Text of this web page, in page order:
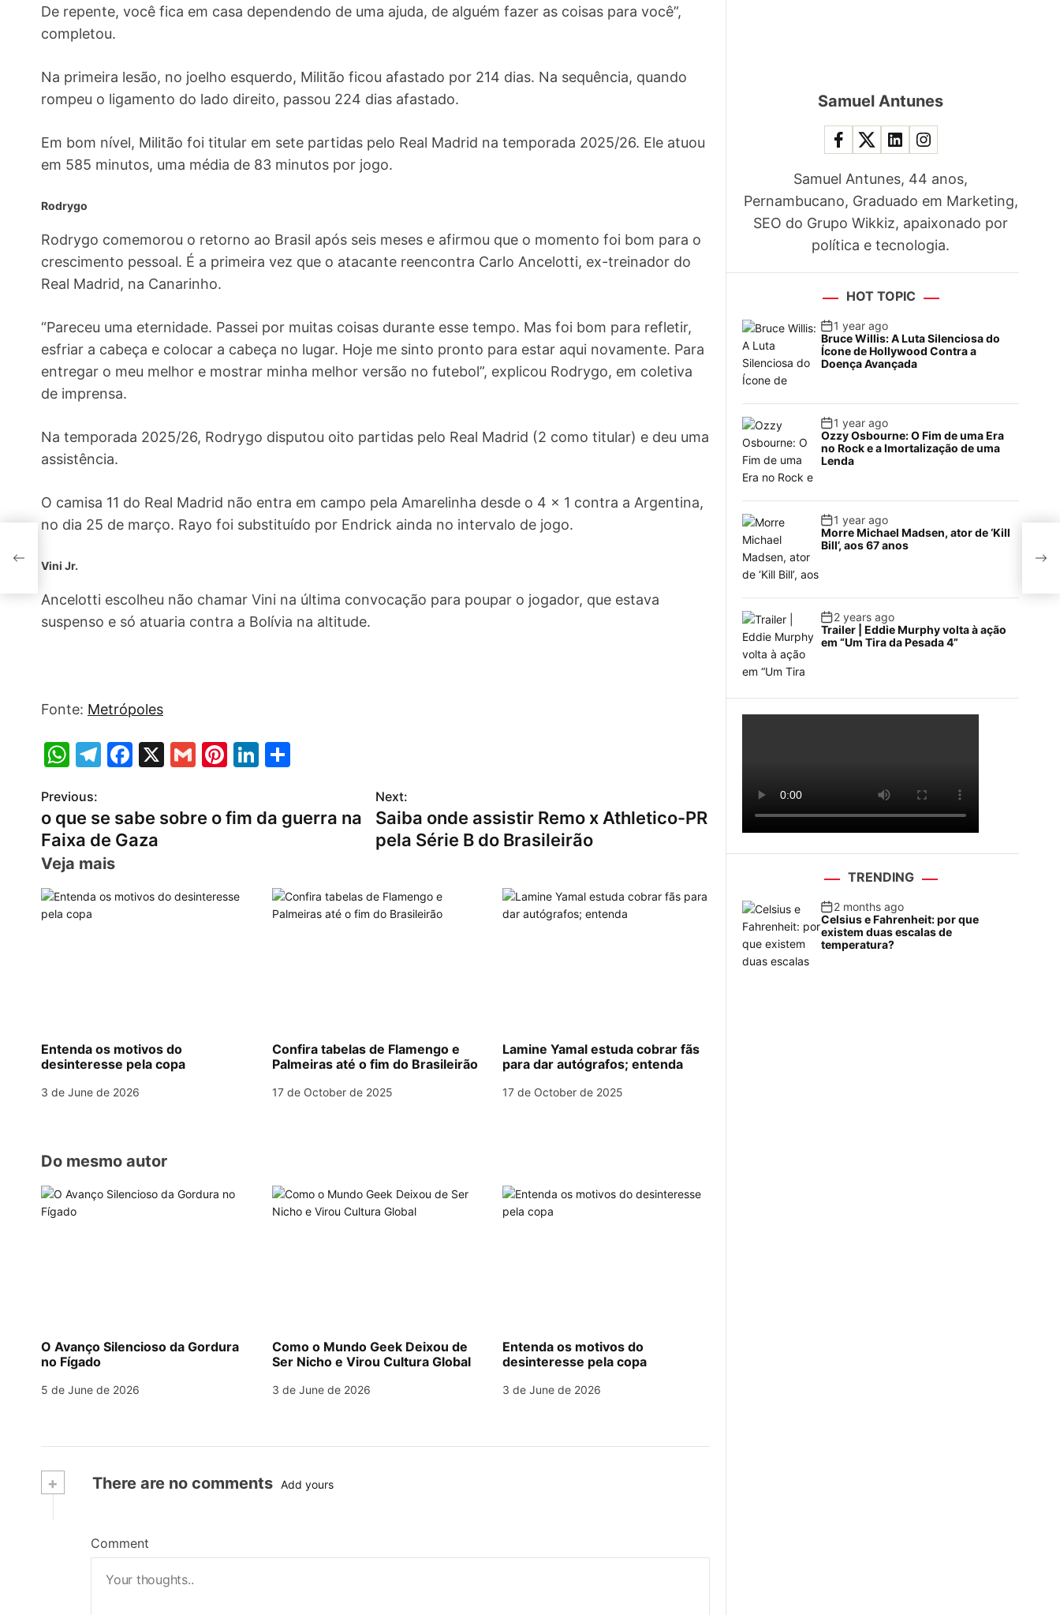
De repente, você fica em casa dependendo de uma ajuda, de alguém fazer as coisas para você”,
completou.
Na primeira lesão, no joelho esquerdo, Militão ficou afastado por 214 dias. Na sequência, quando
rompeu o ligamento do lado direito, passou 224 dias afastado.
Em bom nível, Militão foi titular em sete partidas pelo Real Madrid na temporada 2025/26. Ele atuou
em 585 minutos, uma média de 83 minutos por jogo.
Rodrygo
Rodrygo comemorou o retorno ao Brasil após seis meses e afirmou que o momento foi bom para o
crescimento pessoal. É a primeira vez que o atacante reencontra Carlo Ancelotti, ex-treinador do
Real Madrid, na Canarinho.
“Pareceu uma eternidade. Passei por muitas coisas durante esse tempo. Mas foi bom para refletir,
esfriar a cabeça e colocar a cabeça no lugar. Hoje me sinto pronto para estar aqui novamente. Para
entregar o meu melhor e mostrar minha melhor versão no futebol”, explicou Rodrygo, em coletiva
de imprensa.
Na temporada 2025/26, Rodrygo disputou oito partidas pelo Real Madrid (2 como titular) e deu uma
assistência.
O camisa 11 do Real Madrid não entra em campo pela Amarelinha desde o 4 x 1 contra a Argentina,
no dia 25 de março. Rayo foi substituído por Endrick ainda no intervalo de jogo.
Vini Jr.
Ancelotti escolheu não chamar Vini na última convocação para poupar o jogador, que estava
suspenso e só atuaria contra a Bolívia na altitude.
Fonte: Metrópoles
W
at
s
A
p
T
gr
a
m
F
c
e
b
o
X
G
l
Pi
er
e
Li
k
e
n
e
P
o
s
t
n
g
a
t
o
n
Previous:
o que se sabe sobre o fim da guerra na
Faixa de Gaza
Next:
Saiba onde assistir Remo x Athletico-PR
pela Série B do Brasileirão
Veja mais
Entenda os motivos do
desinteresse pela copa
3 de June de 2026
Confira tabelas de Flamengo e
Palmeiras até o fim do Brasileirão
17 de October de 2025
Lamine Yamal estuda cobrar fãs
para dar autógrafos; entenda
17 de October de 2025
Do mesmo autor
O Avanço Silencioso da Gordura
no Fígado
5 de June de 2026
Como o Mundo Geek Deixou de
Ser Nicho e Virou Cultura Global
3 de June de 2026
Entenda os motivos do
desinteresse pela copa
3 de June de 2026
+ There are no comments Add yours
Comment
Samuel Antunes
Samuel Antunes, 44 anos,
Pernambucano, Graduado em Marketing,
SEO do Grupo Wikkiz, apaixonado por
política e tecnologia.
HOT TOPIC
1 year ago
Bruce Willis: A Luta Silenciosa do
Ícone de Hollywood Contra a
Doença Avançada
1 year ago
Ozzy Osbourne: O Fim de uma Era
no Rock e a Imortalização de uma
Lenda
1 year ago
Morre Michael Madsen, ator de ‘Kill
Bill’, aos 67 anos
2 years ago
Trailer | Eddie Murphy volta à ação
em “Um Tira da Pesada 4”
TRENDING
2 months ago
Celsius e Fahrenheit: por que
existem duas escalas de
temperatura?